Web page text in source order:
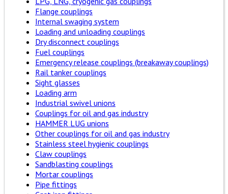
Flange couplings
Internal swaging system
Loading and unloading couplings
Dry disconnect couplings
Fuel couplings
Emergency release couplings (breakaway couplings)
Rail tanker couplings
Sight glasses
Loading arm
Industrial swivel unions
Couplings for oil and gas industry
HAMMER LUG unions
Other couplings for oil and gas industry
Stainless steel hygienic couplings
Claw couplings
Sandblasting couplings
Mortar couplings
Pipe fittings